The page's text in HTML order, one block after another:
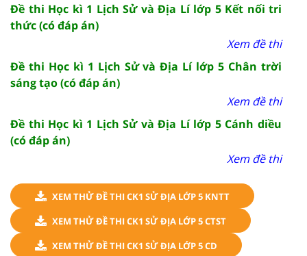
Đề thi Học kì 1 Lịch Sử và Địa Lí lớp 5 Kết nối tri
thức (có đáp án)
Xem đề thi
Đề thi Học kì 1 Lịch Sử và Địa Lí lớp 5 Chân trời
sáng tạo (có đáp án)
Xem đề thi
Đề thi Học kì 1 Lịch Sử và Địa Lí lớp 5 Cánh diều
(có đáp án)
Xem đề thi
XEM THỬ ĐỀ THI CK1 SỬ ĐỊA LỚP 5 KNTT
XEM THỬ ĐỀ THI CK1 SỬ ĐỊA LỚP 5 CTST
XEM THỬ ĐỀ THI CK1 SỬ ĐỊA LỚP 5 CD